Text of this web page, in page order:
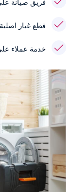
فريق صيانة
قطع غيار اصلية
خدمة عملاء